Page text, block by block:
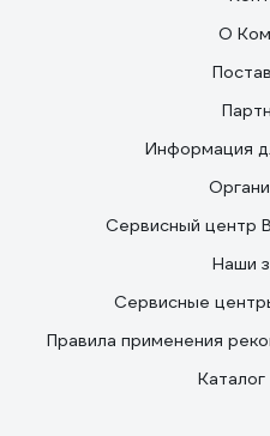
О
Информация
Сервисный центр
Наши
Сервисные
Правила применения